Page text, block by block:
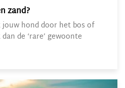
zand?
hond door het bos of
de ‘rare’ gewoonte